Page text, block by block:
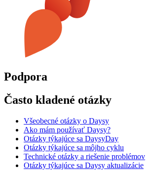
Podpora
Často kladené otázky
Všeobecné otázky o Daysy
Ako mám používať Daysy?
Otázky týkajúce sa DaysyDay
Otázky týkajúce sa môjho cyklu
Technické otázky a riešenie problémov
Otázky týkajúce sa Daysy aktualizácie